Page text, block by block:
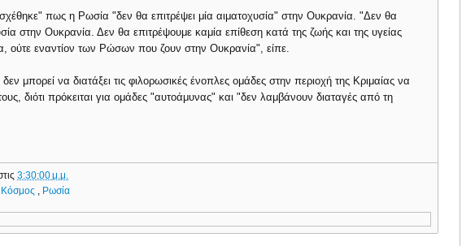
πως η Ρωσία "δεν θα επιτρέψει μία αιματοχυσία" στην Ουκρανία. "Δεν θα
στην Ουκρανία. Δεν θα επιτρέψουμε καμία επίθεση κατά της ζωής και της υγείας
ούτε εναντίον των Ρώσων που ζουν στην Ουκρανία", είπε.
μπορεί να διατάξει τις φιλορωσικές ένοπλες ομάδες στην περιοχή της Κριμαίας να
διότι πρόκειται για ομάδες "αυτοάμυνας" και "δεν λαμβάνουν διαταγές από τη
3:30:00 μ.μ.
Κόσμος Ρωσία